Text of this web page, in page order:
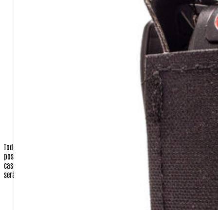
Senha (você escolherá no ato de se cadastrar)
Todos os dados de endereçamento são utilizados apenas para que
possamos enviar os produtos requisitados pelo cliente, ou a nota fiscal, em
caso de presente para terceiros.
Nenhuma correspondência promocional
será enviada sem o consentimento do cliente.
Operadora do Cartão de Crédito (apenas quando a opção de